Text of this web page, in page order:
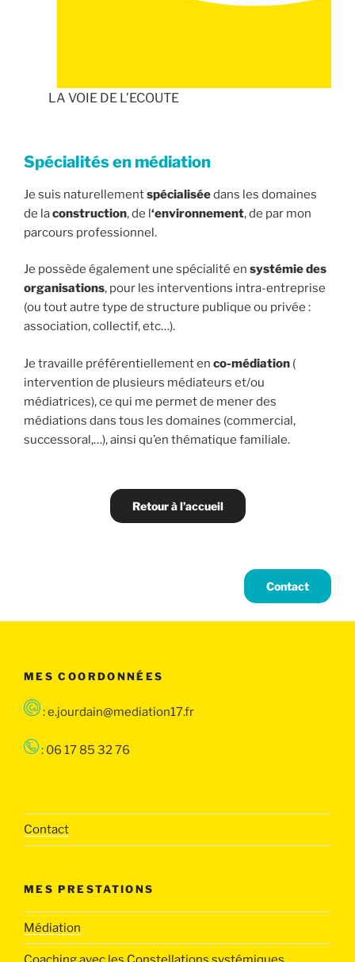
LA VOIE DE L’ECOUTE
Spécialités en médiation
Je suis naturellementspécialiséedans les domaines
de laconstruction, de l‘environnement, de par mon
parcours professionnel.
Je possède également une spécialité en systémie des
organisations, pour les interventions intra-entreprise
(ou tout autre type de structure publique ou privée :
association, collectif, etc…).
Je travaille préférentiellement en co-médiation (
intervention de plusieurs médiateurs et/ou
médiatrices), ce qui me permet de mener des
médiations dans tous les domaines (commercial,
successoral,…), ainsi qu’en thématique familiale.
Retour à l’accueil
Contact
MES COORDONNÉES
: e.jourdain@mediation17.fr
: 06 17 85 32 76
Contact
MES PRESTATIONS
Médiation